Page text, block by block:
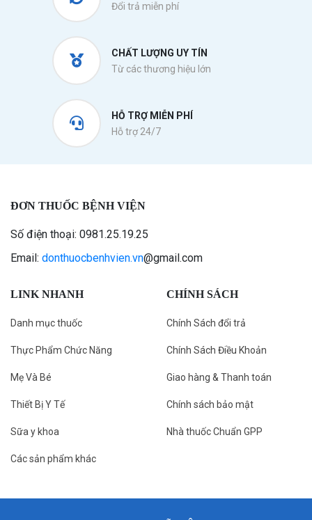
Đổi trả miễn phí
CHẤT LƯỢNG UY TÍN
Từ các thương hiệu lớn
HỖ TRỢ MIỄN PHÍ
Hỗ trợ 24/7
ĐƠN THUỐC BỆNH VIỆN
Số điện thoại: 0981.25.19.25
Email: donthuocbenhvien.vn@gmail.com
LINK NHANH
Danh mục thuốc
Thực Phẩm Chức Năng
Mẹ Và Bé
Thiết Bị Y Tế
Sữa y khoa
Các sản phẩm khác
CHÍNH SÁCH
Chính Sách đổi trả
Chính Sách Điều Khoản
Giao hàng & Thanh toán
Chính sách bảo mật
Nhà thuốc Chuẩn GPP